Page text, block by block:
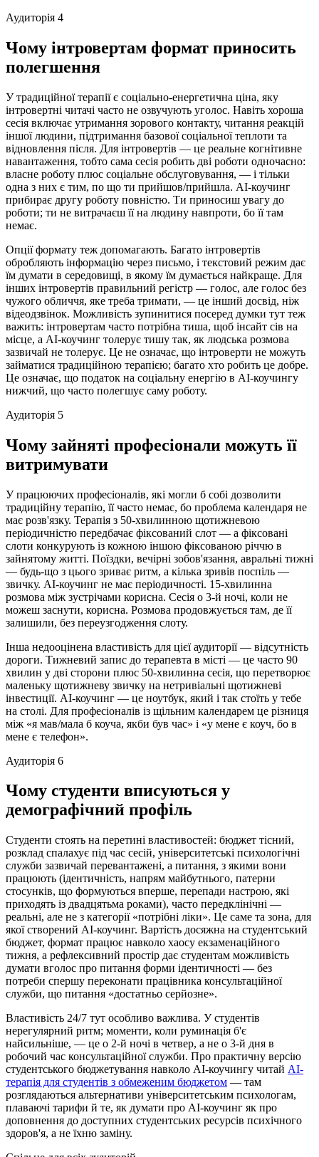
Аудиторія 4
Чому інтровертам формат приносить
полегшення
У традиційної терапії є соціально-енергетична ціна, яку
інтровертні читачі часто не озвучують уголос. Навіть хороша
сесія включає утримання зорового контакту, читання реакцій
іншої людини, підтримання базової соціальної теплоти та
відновлення після. Для інтровертів — це реальне когнітивне
навантаження, тобто сама сесія робить дві роботи одночасно:
власне роботу плюс соціальне обслуговування, — і тільки
одна з них є тим, по що ти прийшов/прийшла. AI-коучинг
прибирає другу роботу повністю. Ти приносиш увагу до
роботи; ти не витрачаєш її на людину навпроти, бо її там
немає.
Опції формату теж допомагають. Багато інтровертів
обробляють інформацію через письмо, і текстовий режим дає
їм думати в середовищі, в якому їм думається найкраще. Для
інших інтровертів правильний регістр — голос, але голос без
чужого обличчя, яке треба тримати, — це інший досвід, ніж
відеодзвінок. Можливість зупинитися посеред думки тут теж
важить: інтровертам часто потрібна тиша, щоб інсайт сів на
місце, а AI-коучинг толерує тишу так, як людська розмова
зазвичай не толерує. Це не означає, що інтроверти не можуть
займатися традиційною терапією; багато хто робить це добре.
Це означає, що податок на соціальну енергію в AI-коучингу
нижчий, що часто полегшує саму роботу.
Аудиторія 5
Чому зайняті професіонали можуть її
витримувати
У працюючих професіоналів, які могли б собі дозволити
традиційну терапію, її часто немає, бо проблема календаря не
має розв'язку. Терапія з 50-хвилинною щотижневою
періодичністю передбачає фіксований слот — а фіксовані
слоти конкурують із кожною іншою фіксованою річчю в
зайнятому житті. Поїздки, вечірні зобов'язання, авральні тижні
— будь-що з цього зриває ритм, а кілька зривів поспіль —
звичку. AI-коучинг не має періодичності. 15-хвилинна
розмова між зустрічами корисна. Сесія о 3-й ночі, коли не
можеш заснути, корисна. Розмова продовжується там, де її
залишили, без переузгодження слоту.
Інша недооцінена властивість для цієї аудиторії — відсутність
дороги. Тижневий запис до терапевта в місті — це часто 90
хвилин у дві сторони плюс 50-хвилинна сесія, що перетворює
маленьку щотижневу звичку на нетривіальні щотижневі
інвестиції. AI-коучинг — це ноутбук, який і так стоїть у тебе
на столі. Для професіоналів із щільним календарем це різниця
між «я мав/мала б коуча, якби був час» і «у мене є коуч, бо в
мене є телефон».
Аудиторія 6
Чому студенти вписуються у
демографічний профіль
Студенти стоять на перетині властивостей: бюджет тісний,
розклад спалахує під час сесій, університетські психологічні
служби зазвичай перевантажені, а питання, з якими вони
працюють (ідентичність, напрям майбутнього, патерни
стосунків, що формуються вперше, перепади настрою, які
приходять із двадцятьма роками), часто передклінічні —
реальні, але не з категорії «потрібні ліки». Це саме та зона, для
якої створений AI-коучинг. Вартість досяжна на студентський
бюджет, формат працює навколо хаосу екзаменаційного
тижня, а рефлексивний простір дає студентам можливість
думати вголос про питання форми ідентичності — без
потреби спершу переконати працівника консультаційної
служби, що питання «достатньо серйозне».
Властивість 24/7 тут особливо важлива. У студентів
нерегулярний ритм; моменти, коли руминація б'є
найсильніше, — це о 2-й ночі в четвер, а не о 3-й дня в
робочий час консультаційної служби. Про практичну версію
студентського бюджетування навколо AI-коучингу читай AI-
терапія для студентів з обмеженим бюджетом — там
розглядаються альтернативи університетським психологам,
плаваючі тарифи й те, як думати про AI-коучинг як про
доповнення до доступних студентських ресурсів психічного
здоров'я, а не їхню заміну.